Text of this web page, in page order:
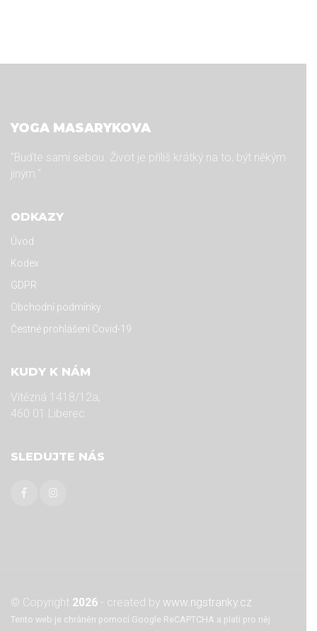
YOGA MASARYKOVA
"Buďte sami sebou. Život je příliš krátký na to, být někým
jiným."
ODKAZY
Úvod
Kodex
GDPR
Obchodní podmínky
Čestné prohlášení Covid-19
KUDY K NÁM
Vítězná 1418/12a,
460 01 Liberec
SLEDUJTE NÁS
© Copyright 2026 - created by www.ngstranky.cz
Tento web je chráněn pomocí Google ReCAPTCHA a platí pro něj